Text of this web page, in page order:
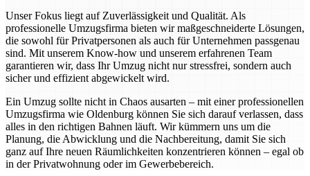
Unser Fokus liegt auf Zuverlässigkeit und Qualität. Als
professionelle Umzugsfirma bieten wir maßgeschneiderte Lösungen,
die sowohl für Privatpersonen als auch für Unternehmen passgenau
sind. Mit unserem Know-how und unserem erfahrenen Team
garantieren wir, dass Ihr Umzug nicht nur stressfrei, sondern auch
sicher und effizient abgewickelt wird.
Ein Umzug sollte nicht in Chaos ausarten – mit einer professionellen
Umzugsfirma wie Oldenburg können Sie sich darauf verlassen, dass
alles in den richtigen Bahnen läuft. Wir kümmern uns um die
Planung, die Abwicklung und die Nachbereitung, damit Sie sich
ganz auf Ihre neuen Räumlichkeiten konzentrieren können – egal ob
in der Privatwohnung oder im Gewerbebereich.